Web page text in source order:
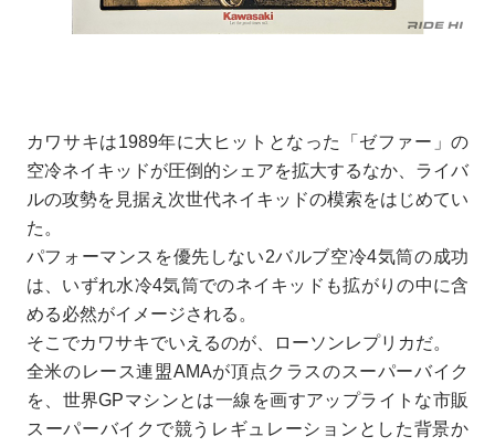
カワサキは1989年に大ヒットとなった「ゼファー」の
空冷ネイキッドが圧倒的シェアを拡大するなか、ライバ
ルの攻勢を見据え次世代ネイキッドの模索をはじめてい
た。
パフォーマンスを優先しない2バルブ空冷4気筒の成功
は、いずれ水冷4気筒でのネイキッドも拡がりの中に含
める必然がイメージされる。
そこでカワサキでいえるのが、ローソンレプリカだ。
全米のレース連盟AMAが頂点クラスのスーパーバイク
を、世界GPマシンとは一線を画すアップライトな市販
スーパーバイクで競うレギュレーションとした背景か